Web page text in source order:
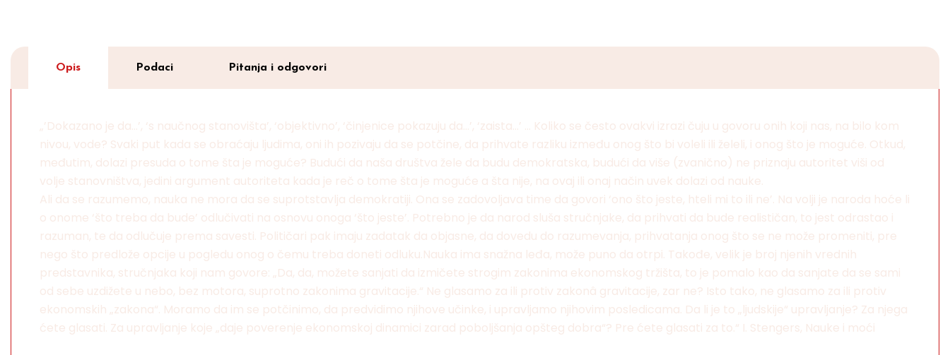
Opis Podaci Pitanja i odgovori
„’Dokazano je da…’, ‘s naučnog stanovišta’, ‘objektivno’, ‘činjenice pokazuju da…’, ‘zaista…’ … Koliko se često ovakvi izrazi čuju u govoru onih koji nas, na bilo kom
nivou, vode? Svaki put kada se obraćaju ljudima, oni ih pozivaju da se potčine, da prihvate razliku između onog što bi voleli ili želeli, i onog što je moguće. Otkud,
međutim, dolazi presuda o tome šta je moguće? Budući da naša društva žele da budu demokratska, budući da više (zvanično) ne priznaju autoritet viši od
volje stanovništva, jedini argument autoriteta kada je reč o tome šta je moguće a šta nije, na ovaj ili onaj način uvek dolazi od nauke.
Ali da se razumemo, nauka ne mora da se suprotstavlja demokratiji. Ona se zadovoljava time da govori ‘ono što jeste, hteli mi to ili ne’. Na volji je naroda hoće li
o onome ‘što treba da bude’ odlučivati na osnovu onoga ‘što jeste’. Potrebno je da narod sluša stručnjake, da prihvati da bude realističan, to jest odrastao i
razuman, te da odlučuje prema savesti. Političari pak imaju zadatak da objasne, da dovedu do razumevanja, prihvatanja onog što se ne može promeniti, pre
nego što predlože opcije u pogledu onog o čemu treba doneti odluku.Nauka ima snažna leđa, može puno da otrpi. Takođe, velik je broj njenih vrednih
predstavnika, stručnjaka koji nam govore: „Da, da, možete sanjati da izmičete strogim zakonima ekonomskog tržišta, to je pomalo kao da sanjate da se sami
od sebe uzdižete u nebo, bez motora, suprotno zakonima gravitacije.“ Ne glasamo za ili protiv zakonâ gravitacije, zar ne? Isto tako, ne glasamo za ili protiv
ekonomskih „zakona“. Moramo da im se potčinimo, da predvidimo njihove učinke, i upravljamo njihovim posledicama. Da li je to „ljudskije“ upravljanje? Za njega
ćete glasati. Za upravljanje koje „daje poverenje ekonomskoj dinamici zarad poboljšanja opšteg dobra“? Pre ćete glasati za to.“ I. Stengers, Nauke i moći